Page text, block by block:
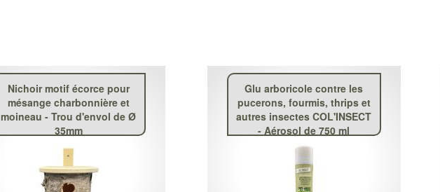
Nichoir motif écorce pour
mésange charbonnière et
moineau - Trou d'envol de Ø
35mm
Glu arboricole contre les
pucerons, fourmis, thrips et
autres insectes COL'INSECT
- Aérosol de 750 ml